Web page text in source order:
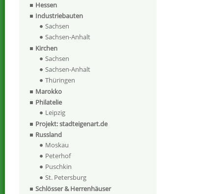
Hessen
Industriebauten
Sachsen
Sachsen-Anhalt
Kirchen
Sachsen
Sachsen-Anhalt
Thüringen
Marokko
Philatelie
Leipzig
Projekt: stadteigenart.de
Russland
Moskau
Peterhof
Puschkin
St. Petersburg
Schlösser & Herrenhäuser